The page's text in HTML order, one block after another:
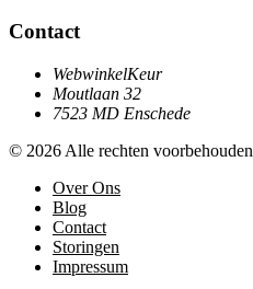
Contact
WebwinkelKeur
Moutlaan 32
7523 MD Enschede
© 2026 Alle rechten voorbehouden
Over Ons
Blog
Contact
Storingen
Impressum